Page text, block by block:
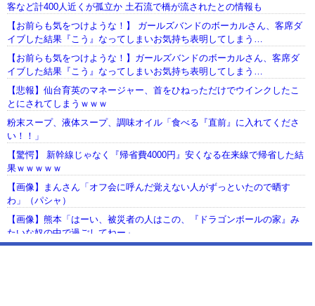
客など計400人近くが孤立か 土石流で橋が流されたとの情報も
【お前らも気をつけような！】 ガールズバンドのボーカルさん、客席ダ
イブした結果『こう』なってしまいお気持ち表明してしまう…
【お前らも気をつけような！】ガールズバンドのボーカルさん、客席ダ
イブした結果『こう』なってしまいお気持ち表明してしまう…
【悲報】仙台育英のマネージャー、首をひねっただけでウインクしたこ
とにされてしまうｗｗｗ
粉末スープ、液体スープ、調味オイル「食べる『直前』に入れてくださ
い！！」
【驚愕】 新幹線じゃなく『帰省費4000円』安くなる在来線で帰省した結
果ｗｗｗｗｗ
【画像】まんさん「オフ会に呼んだ覚えない人がずっといたので晒す
わ」（パシャ）
【画像】熊本「はーい、被災者の人はこの、『ドラゴンボールの家』み
たいな奴の中で過ごしてねー」